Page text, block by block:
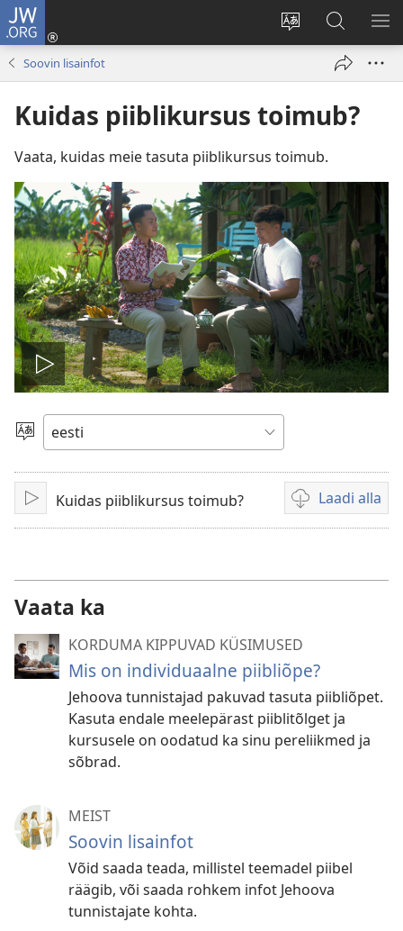
JW.ORG
Muuda
veebisaidi
Logi
sisse
Otsi
saidilt
JW.ORG
Soovin lisainfot
Kuidas piiblikursus toimub?
Vaata, kuidas meie tasuta piiblikursus toimub.
Esita
Vali
EsitaKuidas piiblikursus toimub? Laadi alla
Videote
Vaata ka
KORDUMA KIPPUVAD KÜSIMUSED
Mis on individuaalne piibliõpe?
Jehoova tunnistajad pakuvad tasuta piibliõpet.
Kasuta endale meelepärast piiblitõlget ja
kursusele on oodatud ka sinu pereliikmed ja
sõbrad.
MEIST
Soovin lisainfot
Võid saada teada, millistel teemadel piibel
räägib, või saada rohkem infot Jehoova
tunnistajate kohta.